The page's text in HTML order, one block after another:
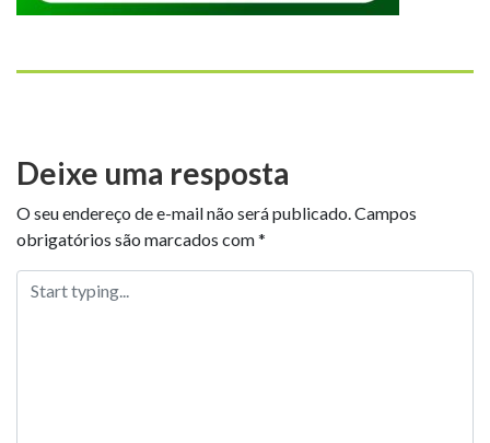
Deixe uma resposta
O seu endereço de e-mail não será publicado.Campos
obrigatórios são marcados com*